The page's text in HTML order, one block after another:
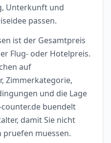
Unterkunft und
passen.
ist der Gesamtpreis
Flug- oder Hotelpreis.
auf
Zimmerkategorie,
und die Lage
buendelt
damit Sie nicht
pruefen muessen.